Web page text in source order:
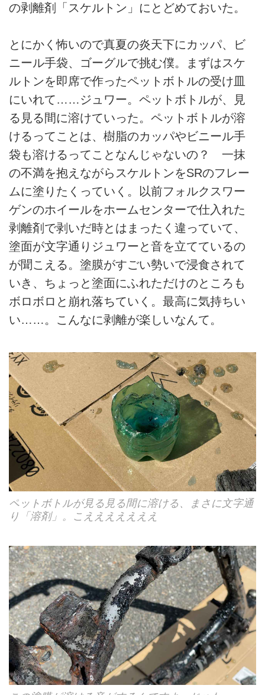
の剥離剤「スケルトン」にとどめておいた。
とにかく怖いので真夏の炎天下にカッパ、ビ
ニール手袋、ゴーグルで挑む僕。まずはスケ
ルトンを即席で作ったペットボトルの受け皿
にいれて……ジュワー。ペットボトルが、見
る見る間に溶けていった。ペットボトルが溶
けるってことは、樹脂のカッパやビニール手
袋も溶けるってことなんじゃないの？ 一抹
の不満を抱えながらスケルトンをSRのフレー
ムに塗りたくっていく。以前フォルクスワー
ゲンのホイールをホームセンターで仕入れた
剥離剤で剥いだ時とはまったく違っていて、
塗面が文字通りジュワーと音を立てているの
が聞こえる。塗膜がすごい勢いで浸食されて
いき、ちょっと塗面にふれただけのところも
ボロボロと崩れ落ちていく。最高に気持ちい
い……。こんなに剥離が楽しいなんて。
ペットボトルが見る見る間に溶ける、まさに文字通
り「溶剤」。こえええええええ